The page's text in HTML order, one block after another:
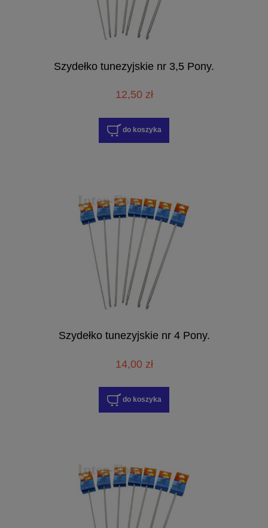
Szydełko tunezyjskie nr 3,5 Pony.
12,50 zł
do koszyka
Szydełko tunezyjskie nr 4 Pony.
14,00 zł
do koszyka